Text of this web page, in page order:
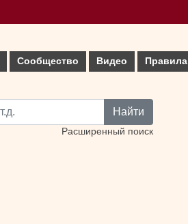
Сообщество Видео Правила
Найти
Расширенный поиск